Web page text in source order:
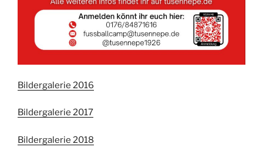
Bildergalerie 2016
Bildergalerie 2017
Bildergalerie 2018